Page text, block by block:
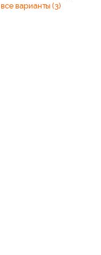
все варианты (3)